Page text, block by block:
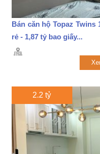
Bán căn hộ Topaz Twins
rẻ - 1,87 tỷ bao giấy...
2.2 tỷ